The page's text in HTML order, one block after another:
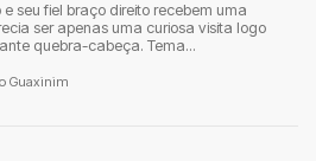
seu fiel braço direito recebem uma
ser apenas uma curiosa visita logo
quebra-cabeça. Tema...
Guaxinim